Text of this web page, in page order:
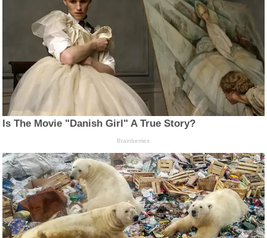
Is The Movie "Danish Girl" A True Story?
Brainberries